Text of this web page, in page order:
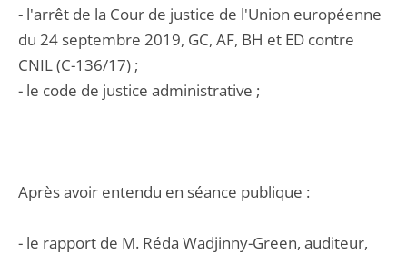
- l'arrêt de la Cour de justice de l'Union européenne
du 24 septembre 2019, GC, AF, BH et ED contre
CNIL (C-136/17) ;
- le code de justice administrative ;
Après avoir entendu en séance publique :
- le rapport de M. Réda Wadjinny-Green, auditeur,